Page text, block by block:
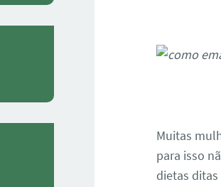
Muitas
para isso
dietas ditas